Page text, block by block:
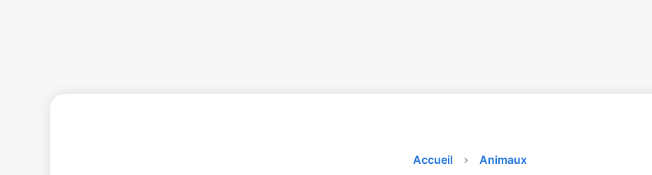
Accueil Animaux